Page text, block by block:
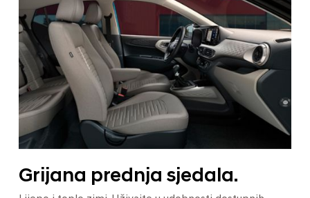
Grijana prednja sjedala.